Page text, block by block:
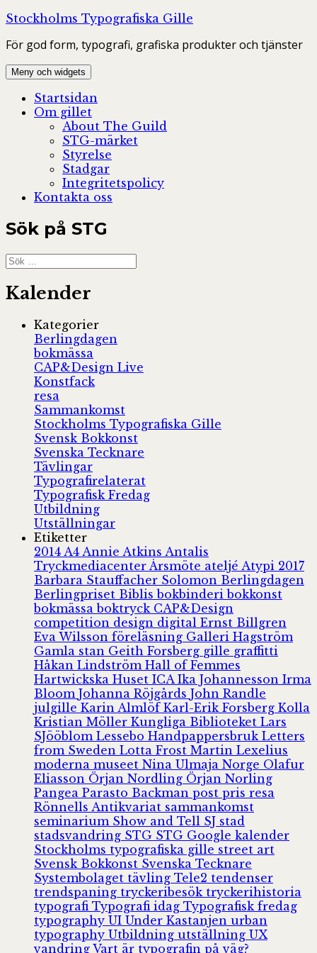
Hoppa
innehåll
Stockholms Typografiska Gille
För god form, typografi, grafiska produkter och tjänster
Meny och widgets
Startsidan
Om gillet
About The Guild
STG-märket
Styrelse
Stadgar
Integritetspolicy
Kontakta oss
Sök på STG
Sök
efter:
Kalender
Kategorier
Berlingdagen
bokmässa
CAP&Design Live
Konstfack
resa
Sammankomst
Stockholms Typografiska Gille
Svensk Bokkonst
Svenska Tecknare
Tävlingar
Typografirelaterat
Typografisk Fredag
Utbildning
Utställningar
Etiketter
2014 A4 Annie Atkins Antalis
Tryckmediacenter Årsmöte ateljé Atypi 2017
Barbara Stauffacher Solomon Berlingdagen
Berlingpriset Biblisbokbinderibokkonst
bokmässaboktryck CAP&Design
competition design digital Ernst Billgren
Eva Wilsson föreläsning Galleri Hagström
Gamla stan Geith Forsberg gille graffitti
Håkan Lindström Hall of Femmes
Hartwickska Huset ICA Ika Johannesson Irma
Bloom Johanna Röjgårds John Randle
julgille Karin Almlöf Karl-Erik Forsberg Kolla
Kristian Möller Kungliga Biblioteket Lars
SJööblom Lessebo Handpappersbruk Letters
from Sweden Lotta Frost Martin Lexelius
moderna museet Nina Ulmaja Norge Olafur
Eliasson Örjan Nordling Örjan Norling
Pangea Parasto Backman post pris resa
Rönnells Antikvariat sammankomst
seminarium Show and Tell SJ stad
stadsvandring STG STG Google kalender
Stockholms typografiska gille street art
Svensk Bokkonst Svenska Tecknare
Systembolaget tävling Tele2 tendenser
trendspaning tryckeribesök tryckerihistoria
typografi Typografi idag Typografisk fredag
typography UI Under Kastanjen urban
typography Utbildning utställning UX
vandring Vart är typografin på väg?